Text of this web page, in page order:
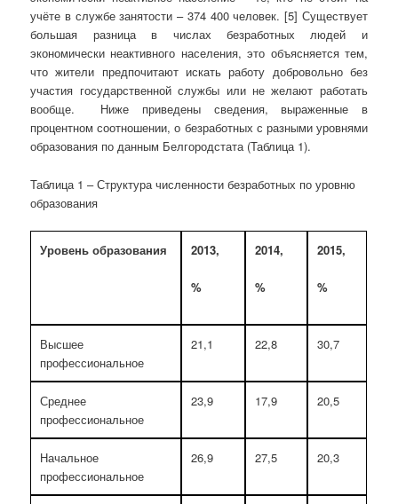
учёте в службе занятости – 374 400 человек. [5] Существует
большая разница в числах безработных людей и
экономически неактивного населения, это объясняется тем,
что жители предпочитают искать работу добровольно без
участия государственной службы или не желают работать
вообще. Ниже приведены сведения, выраженные в
процентном соотношении, о безработных с разными уровнями
образования по данным Белгородстата (Таблица 1).
Таблица 1 – Структура численности безработных по уровню
образования
Уровень образования 2013,
%
2014,
%
2015,
%
Высшее
профессиональное
21,1 22,8 30,7
Среднее
профессиональное
23,9 17,9 20,5
Начальное
профессиональное
26,9 27,5 20,3